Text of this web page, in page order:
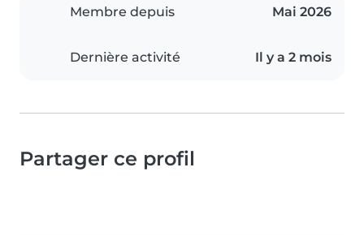
Membre depuis Mai 2026
Dernière activité Il y a 2 mois
Partager ce profil